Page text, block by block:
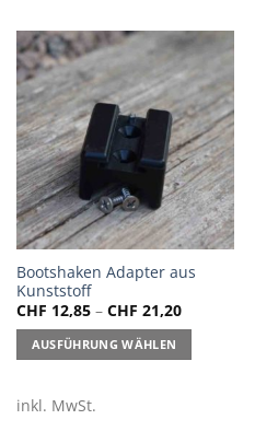
Bootshaken Adapter aus
Kunststoff
CHF 12,85– CHF 21,20
AUSFÜHRUNG WÄHLEN
Dieses
Produkt
weist
mehrere
Varianten
Die
inkl. MwSt.